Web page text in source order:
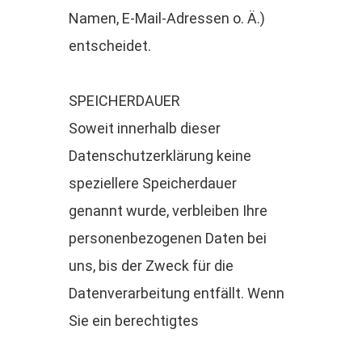
Namen, E-Mail-Adressen o. Ä.)
entscheidet.
SPEICHERDAUER
Soweit innerhalb dieser
Datenschutzerklärung keine
speziellere Speicherdauer
genannt wurde, verbleiben Ihre
personenbezogenen Daten bei
uns, bis der Zweck für die
Datenverarbeitung entfällt. Wenn
Sie ein berechtigtes